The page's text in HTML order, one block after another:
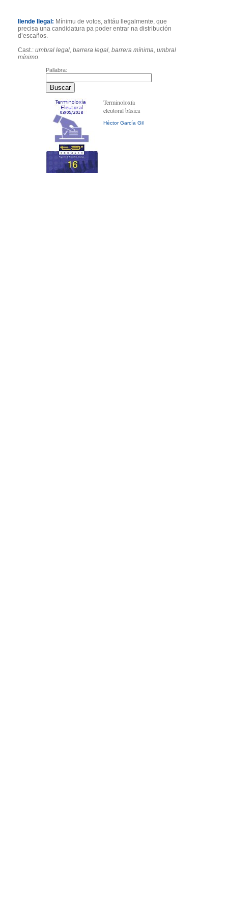
llende llegal: Mínimu de votos, afitáu llegalmente, que
precisa una candidatura pa poder entrar na distribución
d’escaños.
Cast.: umbral legal, barrera legal, barrera mínima, umbral
mínimo.
Pallabra:
Terminoloxía
eleutoral básica
Héctor García Gil